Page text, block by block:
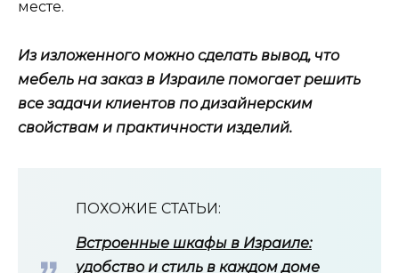
месте.
Из изложенного можно сделать вывод, что
мебель на заказ в Израиле помогает решить
все задачи клиентов по дизайнерским
свойствам и практичности изделий.
ПОХОЖИЕ СТАТЬИ:
Встроенные шкафы в Израиле:
удобство и стиль в каждом доме